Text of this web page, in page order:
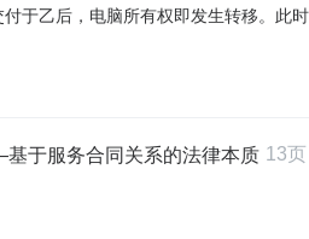
于乙后，电脑所有权即发生转移。此
于服务合同关系的法律本质 13页